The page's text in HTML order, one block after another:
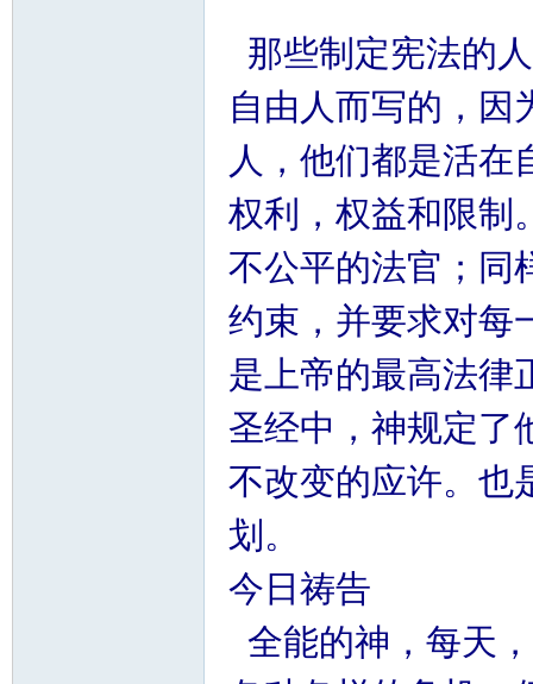
那些制定宪法的
自由人而写的，因
人，他们都是活在
权利，权益和限制
不公平的法官；同
约束，并要求对
是上帝的最高法律
圣经中，神规定了
不改变的应许。也
划。
今日祷告
全能的神，每天